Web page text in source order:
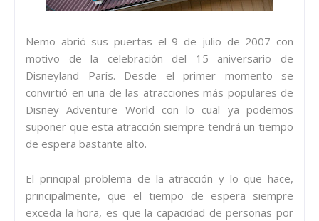
Nemo abrió sus puertas el 9 de julio de 2007 con
motivo de la celebración del 15 aniversario de
Disneyland París. Desde el primer momento se
convirtió en una de las atracciones más populares de
Disney Adventure World con lo cual ya podemos
suponer que esta atracción siempre tendrá un tiempo
de espera bastante alto.
El principal problema de la atracción y lo que hace,
principalmente, que el tiempo de espera siempre
exceda la hora, es que la capacidad de personas por